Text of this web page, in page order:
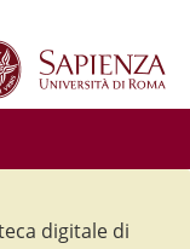
digitale di
digitale di
digitale di